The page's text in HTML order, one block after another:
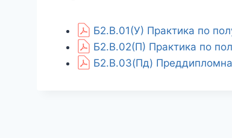
Б2.В.01(У) Практика по
Б2.В.02(П) Практика по
Б2.В.03(Пд)